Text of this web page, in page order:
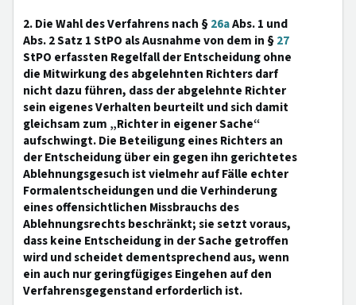
2. Die Wahl des Verfahrens nach §26aAbs. 1 und
Abs. 2 Satz 1 StPO als Ausnahme von dem in §27
StPO erfassten Regelfall der Entscheidung ohne
die Mitwirkung des abgelehnten Richters darf
nicht dazu führen, dass der abgelehnte Richter
sein eigenes Verhalten beurteilt und sich damit
gleichsam zum „Richter in eigener Sache“
aufschwingt. Die Beteiligung eines Richters an
der Entscheidung über ein gegen ihn gerichtetes
Ablehnungsgesuch ist vielmehr auf Fälle echter
Formalentscheidungen und die Verhinderung
eines offensichtlichen Missbrauchs des
Ablehnungsrechts beschränkt; sie setzt voraus,
dass keine Entscheidung in der Sache getroffen
wird und scheidet dementsprechend aus, wenn
ein auch nur geringfügiges Eingehen auf den
Verfahrensgegenstand erforderlich ist.